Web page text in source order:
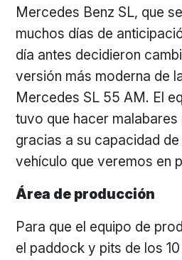
Mercedes Benz SL, que
muchos días de
día antes decidieron
versión más moderna de
Mercedes SL 55 AM. El
tuvo que hacer
gracias a su capacidad
vehículo que veremos en
Área de producción
Para que el equipo de
el paddock y pits de los